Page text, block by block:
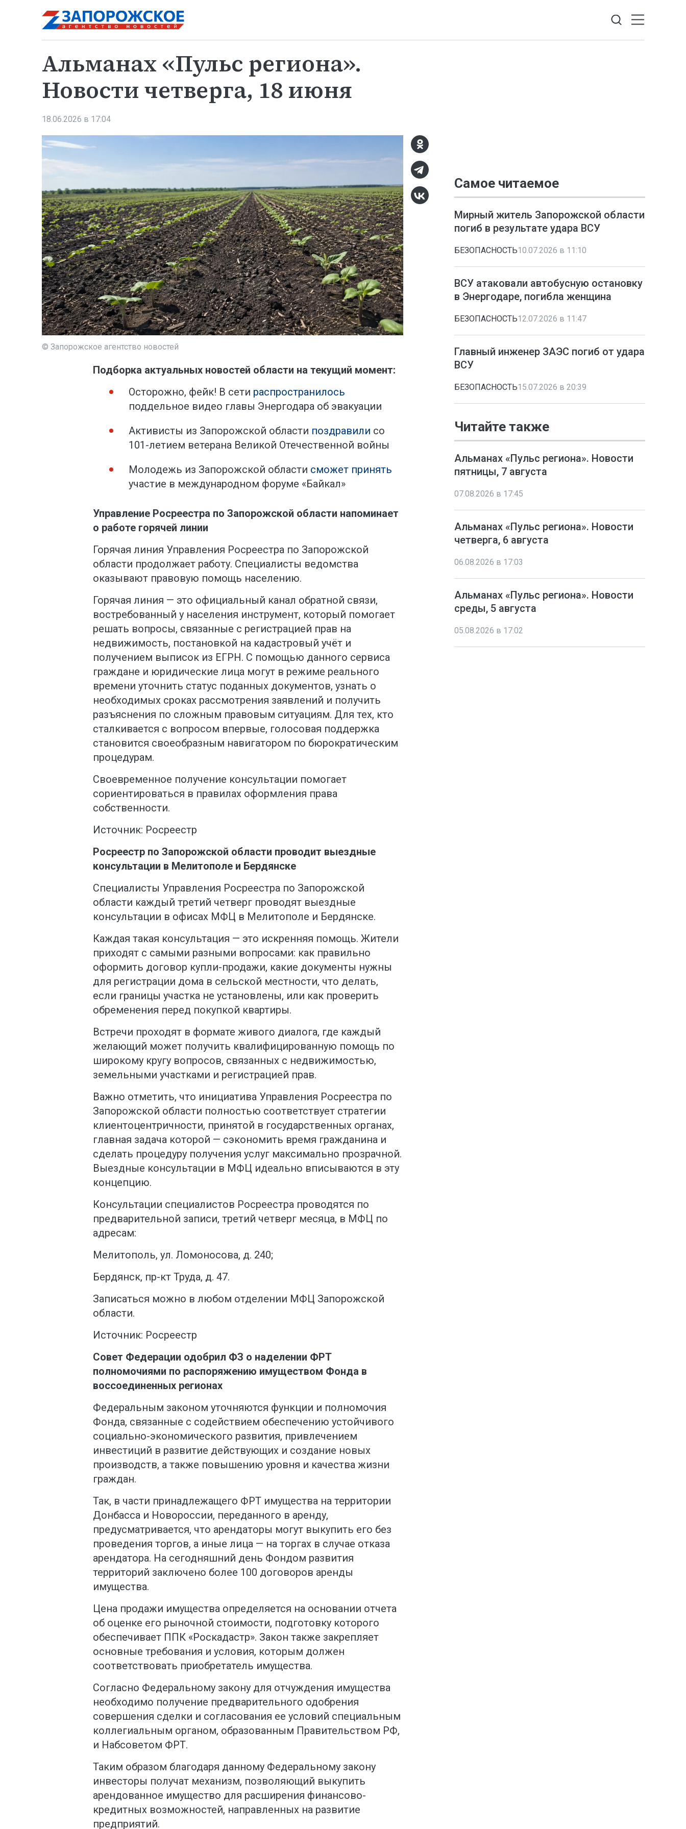
Альманах «Пульс региона».
Новости четверга, 18 июня
18.06.2026 в 17:04
© Запорожское агентство новостей
Подборка актуальных новостей области на текущий момент:
Осторожно, фейк! В сети распространилось
поддельное видео главы Энергодара об эвакуации
Активисты из Запорожской области поздравили со
101-летием ветерана Великой Отечественной войны
Молодежь из Запорожской области сможет принять
участие в международном форуме «Байкал»
Управление Росреестра по Запорожской области напоминает
о работе горячей линии
Горячая линия Управления Росреестра по Запорожской
области продолжает работу. Специалисты ведомства
оказывают правовую помощь населению.
Горячая линия — это официальный канал обратной связи,
востребованный у населения инструмент, который помогает
решать вопросы, связанные с регистрацией прав на
недвижимость, постановкой на кадастровый учёт и
получением выписок из ЕГРН. С помощью данного сервиса
граждане и юридические лица могут в режиме реального
времени уточнить статус поданных документов, узнать о
необходимых сроках рассмотрения заявлений и получить
разъяснения по сложным правовым ситуациям. Для тех, кто
сталкивается с вопросом впервые, голосовая поддержка
становится своеобразным навигатором по бюрократическим
процедурам.
Своевременное получение консультации помогает
сориентироваться в правилах оформления права
собственности.
Источник: Росреестр
Росреестр по Запорожской области проводит выездные
консультации в Мелитополе и Бердянске
Специалисты Управления Росреестра по Запорожской
области каждый третий четверг проводят выездные
консультации в офисах МФЦ в Мелитополе и Бердянске.
Каждая такая консультация — это искренняя помощь. Жители
приходят с самыми разными вопросами: как правильно
оформить договор купли-продажи, какие документы нужны
для регистрации дома в сельской местности, что делать,
если границы участка не установлены, или как проверить
обременения перед покупкой квартиры.
Встречи проходят в формате живого диалога, где каждый
желающий может получить квалифицированную помощь по
широкому кругу вопросов, связанных с недвижимостью,
земельными участками и регистрацией прав.
Важно отметить, что инициатива Управления Росреестра по
Запорожской области полностью соответствует стратегии
клиентоцентричности, принятой в государственных органах,
главная задача которой — сэкономить время гражданина и
сделать процедуру получения услуг максимально прозрачной.
Выездные консультации в МФЦ идеально вписываются в эту
концепцию.
Консультации специалистов Росреестра проводятся по
предварительной записи, третий четверг месяца, в МФЦ по
адресам:
Мелитополь, ул. Ломоносова, д. 240;
Бердянск, пр-кт Труда, д. 47.
Записаться можно в любом отделении МФЦ Запорожской
области.
Источник: Росреестр
Совет Федерации одобрил ФЗ о наделении ФРТ
полномочиями по распоряжению имуществом Фонда в
воссоединенных регионах
Федеральным законом уточняются функции и полномочия
Фонда, связанные с содействием обеспечению устойчивого
социально-экономического развития, привлечением
инвестиций в развитие действующих и создание новых
производств, а также повышению уровня и качества жизни
граждан.
Так, в части принадлежащего ФРТ имущества на территории
Донбасса и Новороссии, переданного в аренду,
предусматривается, что арендаторы могут выкупить его без
проведения торгов, а иные лица — на торгах в случае отказа
арендатора. На сегодняшний день Фондом развития
территорий заключено более 100 договоров аренды
имущества.
Цена продажи имущества определяется на основании отчета
об оценке его рыночной стоимости, подготовку которого
обеспечивает ППК «Роскадастр». Закон также закрепляет
основные требования и условия, которым должен
соответствовать приобретатель имущества.
Согласно Федеральному закону для отчуждения имущества
необходимо получение предварительного одобрения
совершения сделки и согласования ее условий специальным
коллегиальным органом, образованным Правительством РФ,
и Набсоветом ФРТ.
Таким образом благодаря данному Федеральному закону
инвесторы получат механизм, позволяющий выкупить
арендованное имущество для расширения финансово-
кредитных возможностей, направленных на развитие
предприятий.
Самое читаемое
Мирный житель Запорожской области
погиб в результате удара ВСУ
БЕЗОПАСНОСТЬ10.07.2026 в 11:10
ВСУ атаковали автобусную остановку
в Энергодаре, погибла женщина
БЕЗОПАСНОСТЬ12.07.2026 в 11:47
Главный инженер ЗАЭС погиб от удара
ВСУ
БЕЗОПАСНОСТЬ15.07.2026 в 20:39
Читайте также
Альманах «Пульс региона». Новости
пятницы, 7 августа
07.08.2026 в 17:45
Альманах «Пульс региона». Новости
четверга, 6 августа
06.08.2026 в 17:03
Альманах «Пульс региона». Новости
среды, 5 августа
05.08.2026 в 17:02